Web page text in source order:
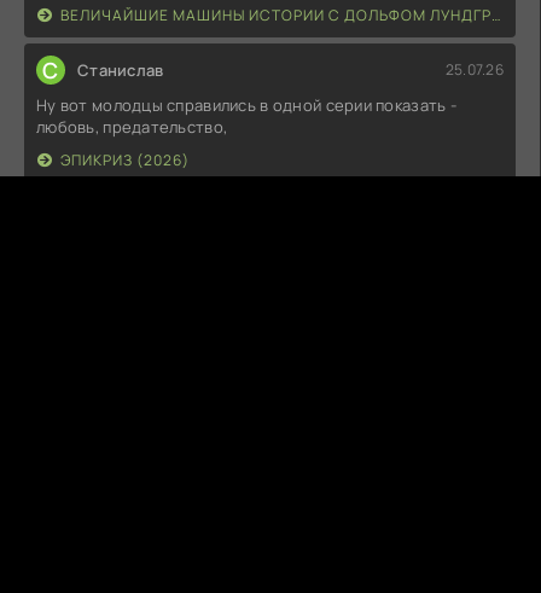
ВЕЛИЧАЙШИЕ МАШИНЫ ИСТОРИИ С ДОЛЬФОМ ЛУНДГРЕНОМ (2026)
С Станислав 25.07.26
Ну вот молодцы справились в одной серии показать -
любовь, предательство,
ЭПИКРИЗ (2026)